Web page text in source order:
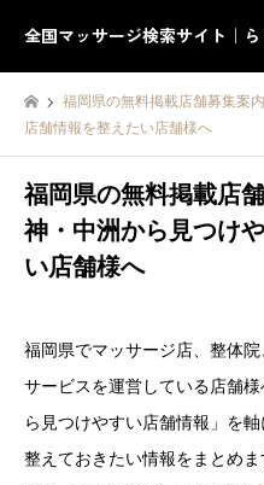
全国マッサージ検索サイト｜
福岡県の無料掲載店舗募集案
店舗情報を整えたい店舗様へ
福岡県の無料掲載店
神・中洲から見つけ
い店舗様へ
福岡県でマッサージ店、整体
サービスを運営している店舗
ら見つけやすい店舗情報」を
整えておきたい情報をまとめ